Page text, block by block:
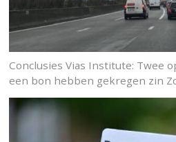
Conclusies Vias Institute: Twee
een bon hebben gekregen zin